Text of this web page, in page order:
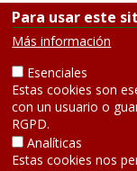
Para usar este
Más información
Esenciales
Estas cookies son
con un usuario o
RGPD.
Analíticas
Estas cookies nos